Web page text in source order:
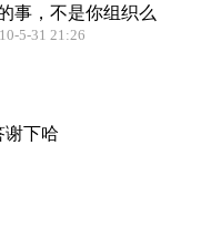
事，不是你组织么
5-31 21:26
下哈